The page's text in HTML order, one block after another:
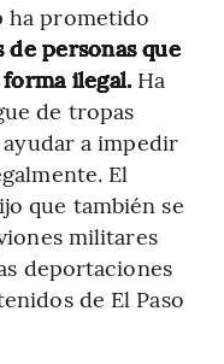
ha prometido
de personas que
ilegal. Ha
de tropas
a impedir
El
que también se
militares
deportaciones
de El Paso